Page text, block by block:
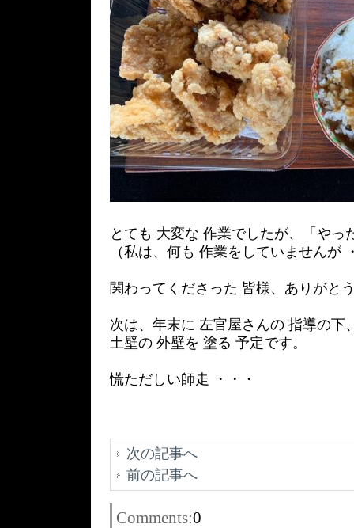
とても 大変な 作業でしたが、「やっ
（私は、何も 作業をしていませんが
関わってくださった 皆様、ありがと
次は、年末に 左官屋さんの 指導の下
土壁の 外壁を 塗る 予定です。
慌ただしい師走 ・・・
次の記事へ
前の記事へ
Comments:0